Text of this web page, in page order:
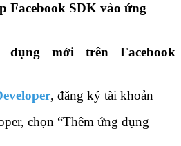
Facebook SDK vào ứng
mới trên Facebook
, đăng ký tài khoản
chọn “Thêm ứng dụng